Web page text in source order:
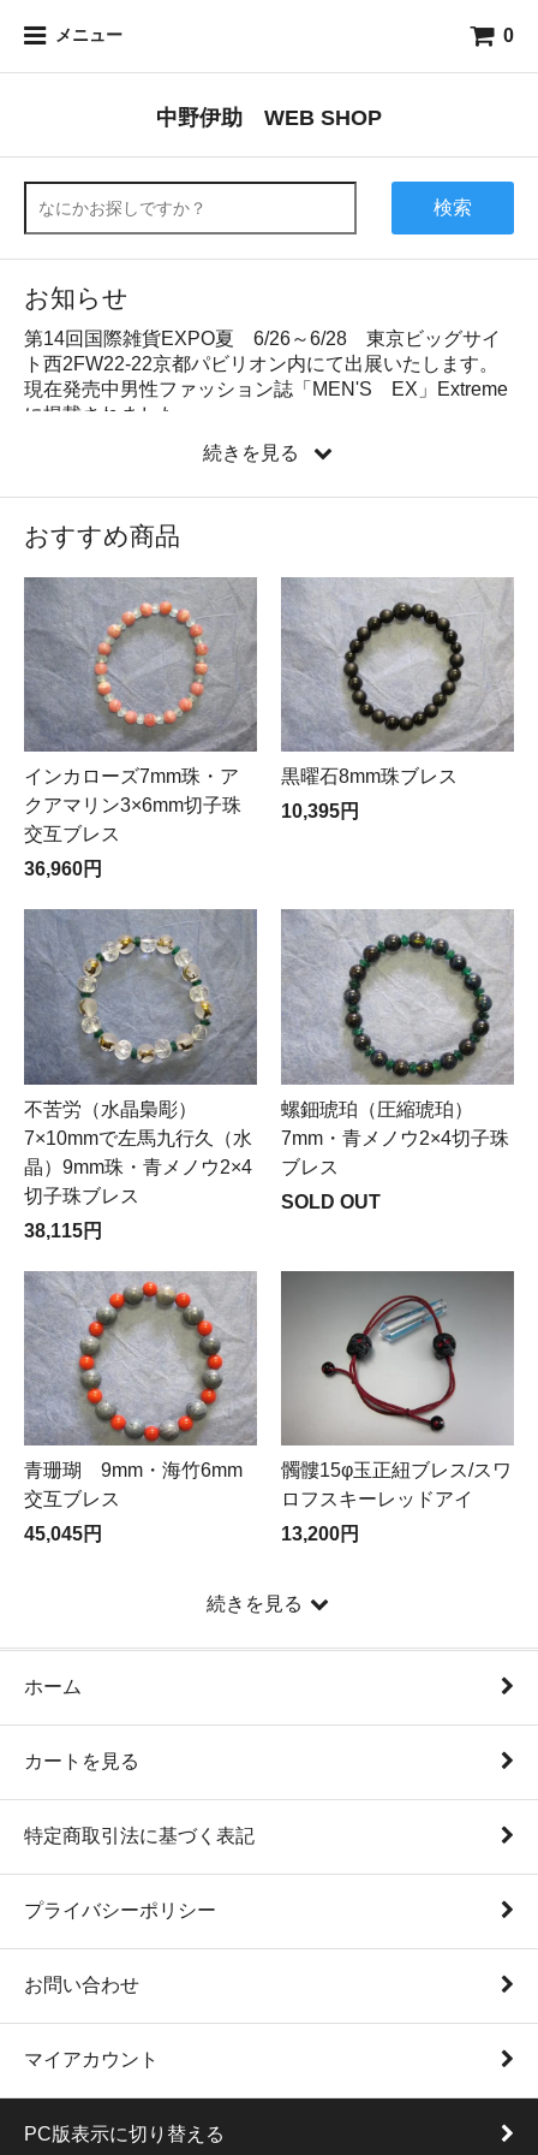
メニュー 0
中野伊助 WEB SHOP
検索
お知らせ
第14回国際雑貨EXPO夏 6/26～6/28 東京ビッグサイ
ト西2FW22-22京都パビリオン内にて出展いたします。
現在発売中男性ファッション誌「MEN'S EX」Extreme
に掲載されました
第87回東京インターナショナルギフトショー春2019
た。
多数のご来場有難うございました。
クラウドファンディング実施中
「ねこのわ」を発表いたします
https://www.makuake.com/project/nekonowa
東京インターナショナルギフトショーTHE7TH
LIFE&DESIGN
2020 2/5～2/7 あたらしきもの京都NEXT 会場：東
京ビッグサイト青海会場 にて出展いたしました。
第二回京都インターナショナルギフトショー 京都知恵
産業フェア2020 3/11～3/12 出展予定でしたが、コロ
月下旬開催予定ですが、決まり次第改めて告知させてい
ただきます。招待状を送付させていただきました皆様方
にはご迷惑をおかけしますが世界的な懸念のためお含み
おきいただきますようお願いいたします。
※お知らせ 延期となっていました第二回京都ギフトシ
ョー開催ですが新型コロナウィルスの終息が見えないこ
とで中止となりました。次回は2021年3月10日（水）～
11日（木）です。
「LEON4月号」㈱主婦と生活社様に掲載いただきまし
た。P176京都タレコミ情報ギフト部門
続きを見る
おすすめ商品
インカローズ7mm珠・ア
クアマリン3×6mm切子珠
交互ブレス
36,960円
黒曜石8mm珠ブレス
10,395円
不苦労（水晶梟彫）
7×10mmで左馬九行久（水
晶）9mm珠・青メノウ2×4
切子珠ブレス
38,115円
螺鈿琥珀（圧縮琥珀）
7mm・青メノウ2×4切子珠
ブレス
SOLD OUT
青珊瑚 9mm・海竹6mm
交互ブレス
45,045円
髑髏15φ玉正紐ブレス/スワ
ロフスキーレッドアイ
13,200円
続きを見る
ホーム
カートを見る
特定商取引法に基づく表記
プライバシーポリシー
お問い合わせ
マイアカウント
PC版表示に切り替える